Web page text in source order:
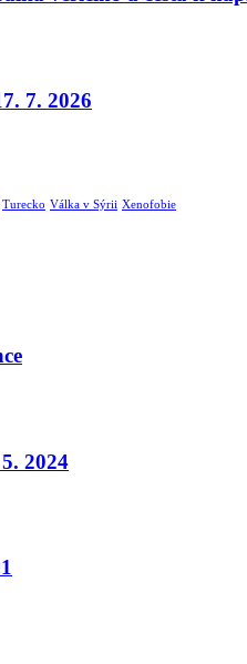
7. 2026
Turecko Válka v Sýrii Xenofobie
2024